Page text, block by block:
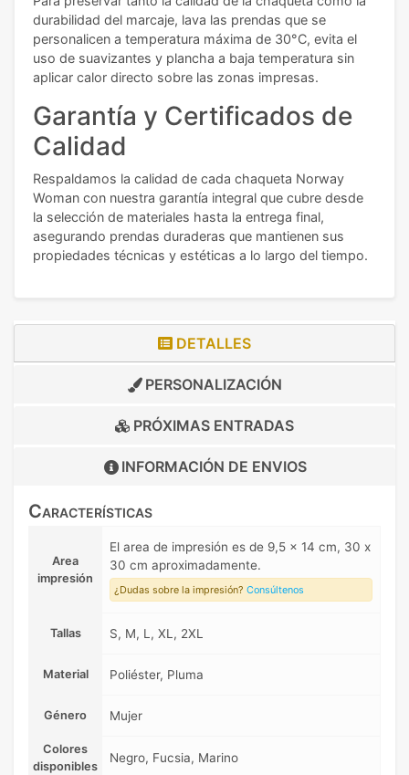
durabilidad del marcaje, lava las prendas que se
personalicen a temperatura máxima de 30°C, evita el
uso de suavizantes y plancha a baja temperatura sin
aplicar calor directo sobre las zonas impresas.
Garantía y Certificados de
Calidad
Respaldamos la calidad de cada chaqueta Norway
Woman con nuestra garantía integral que cubre desde
la selección de materiales hasta la entrega final,
asegurando prendas duraderas que mantienen sus
propiedades técnicas y estéticas a lo largo del tiempo.
DETALLES
PERSONALIZACIÓN
PRÓXIMAS ENTRADAS
INFORMACIÓN DE ENVIOS
Características
Area
impresión
El area de impresión es de 9,5 x 14 cm, 30 x
30 cm aproximadamente.
¿Dudas sobre la impresión? Consúltenos
Tallas S, M, L, XL, 2XL
Material Poliéster, Pluma
Género Mujer
Colores
disponibles
Negro, Fucsia, Marino